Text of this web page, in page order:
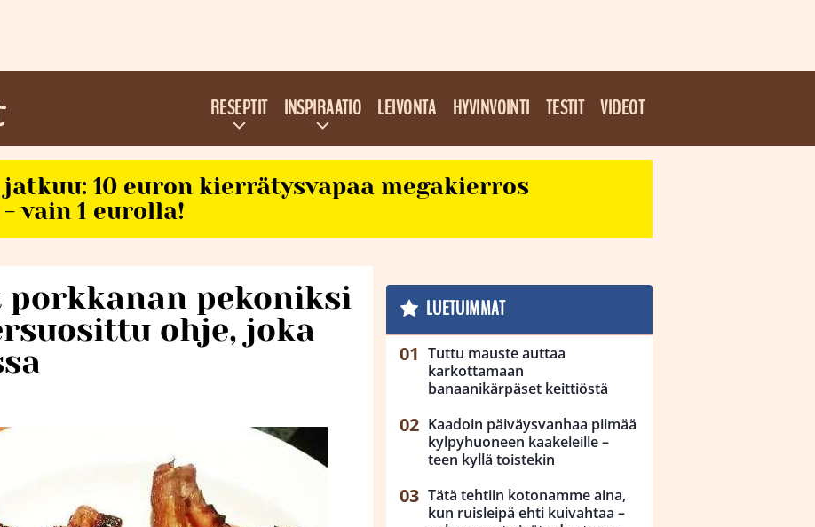
RESEPTIT INSPIRAATIO LEIVONTA HYVINVOINTI TESTIT VIDEOT
10 euron kierrätysvapaa megakierros
vain 1 eurolla!
pekoniksi
ohje, joka
LUETUIMMAT
Tuttu mauste auttaa
karkottamaan
banaanikärpäset keittiöstä
Kaadoin päiväysvanhaa piimää
kylpyhuoneen kaakeleille –
teen kyllä toistekin
Tätä tehtiin kotonamme aina,
kun ruisleipä ehti kuivahtaa –